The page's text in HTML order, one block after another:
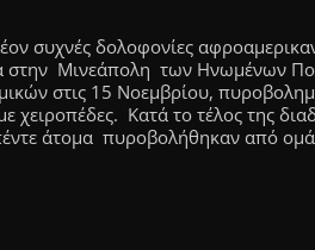
συχνές δολοφονίες
στην Μινεάπολη των Ηνωμένων
στις 15 Νοεμβρίου,
Κατά το τέλος της
άτομα πυροβολήθηκαν από